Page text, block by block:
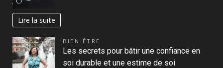
Lire la suite
BIEN-ÊTRE
Les secrets pour bâtir une confiance en
soi durable et une estime de soi